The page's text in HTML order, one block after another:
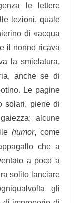
le lettere
lezioni, quale
di «acqua
il nonno ricava
la smielatura,
anche se di
Le pagine
solari, piene di
alcune
humor, come
che a
a poco a
solito lanciare
gli